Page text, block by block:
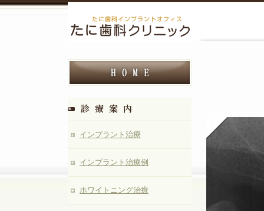
インプラント治療
インプラント治療例
ホワイトニング治療